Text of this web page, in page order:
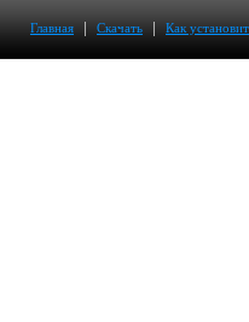
Главная | Скачать | Как